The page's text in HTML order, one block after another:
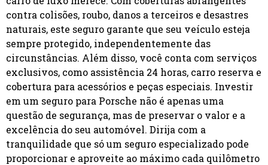
contra colisões, roubo, danos a terceiros e desastres
naturais, este seguro garante que seu veículo esteja
sempre protegido, independentemente das
circunstâncias. Além disso, você conta com serviços
exclusivos, como assistência 24 horas, carro reserva e
cobertura para acessórios e peças especiais. Investir
em um seguro para Porsche não é apenas uma
questão de segurança, mas de preservar o valor e a
excelência do seu automóvel. Dirija com a
tranquilidade que só um seguro especializado pode
proporcionar e aproveite ao máximo cada quilômetro